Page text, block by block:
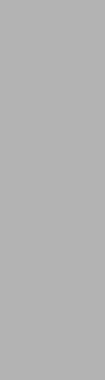
navigazione e
e di
messaggi
abitudini di
facendo
tutti i cookie
è possibile